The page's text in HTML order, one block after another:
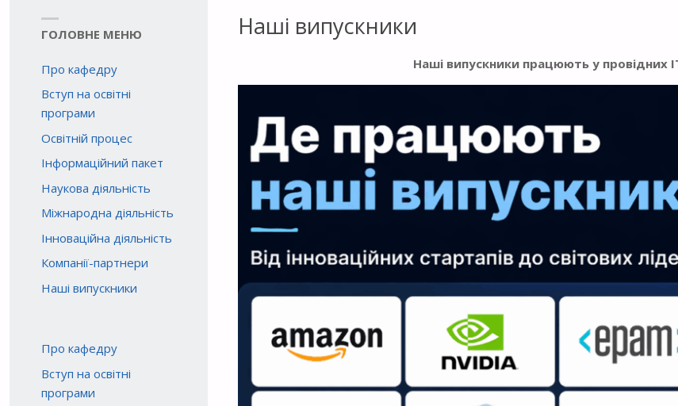
Наші випускники
Наші випускники працюють у провідних
ГОЛОВНЕ МЕНЮ
Про кафедру
Вступ на освітні
програми
Освітній процес
Інформаційний пакет
Наукова діяльність
Міжнародна діяльність
Інноваційна діяльність
Компанії-партнери
Наші випускники
Про кафедру
Вступ на освітні
програми